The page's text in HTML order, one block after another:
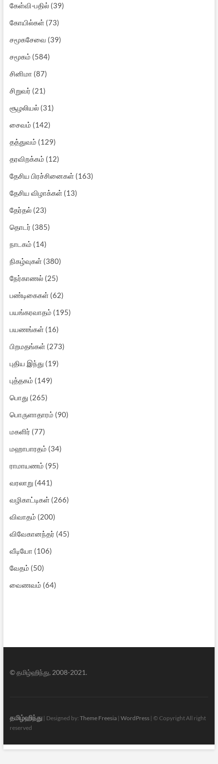
கேள்வி-பதில்(39)
கோயில்கள்(73)
சமூகசேவை (39)
சமூகம் (584)
சினிமா (87)
சிறுவர் (21)
சூழலியல்(31)
சைவம் (142)
தத்துவம் (129)
தரவிறக்கம் (12)
தேசிய பிரச்சினைகள்(163)
தேசிய விழாக்கள்(13)
தேர்தல்(23)
தொடர் (385)
நாடகம் (14)
நிகழ்வுகள்(380)
நேர்காணல்(25)
பண்டிகைகள்(62)
பயங்கரவாதம் (195)
பயணங்கள்(16)
பிறமதங்கள்(273)
புதிய இந்து (19)
புத்தகம் (149)
பொது (265)
பொருளாதாரம் (90)
மகளிர் (77)
மஹாபாரதம் (34)
ராமாயணம் (95)
வரலாறு(441)
வழிகாட்டிகள்(266)
விவாதம் (200)
விவேகானந்தர் (45)
வீடியோ (106)
வேதம் (50)
வைணவம் (64)
© தமிழ்ஹிந்து, 2008-2021.
தமிழ்ஹிந்து| Designed by: Theme Freesia| WordPress| © Copyright All right
reserved